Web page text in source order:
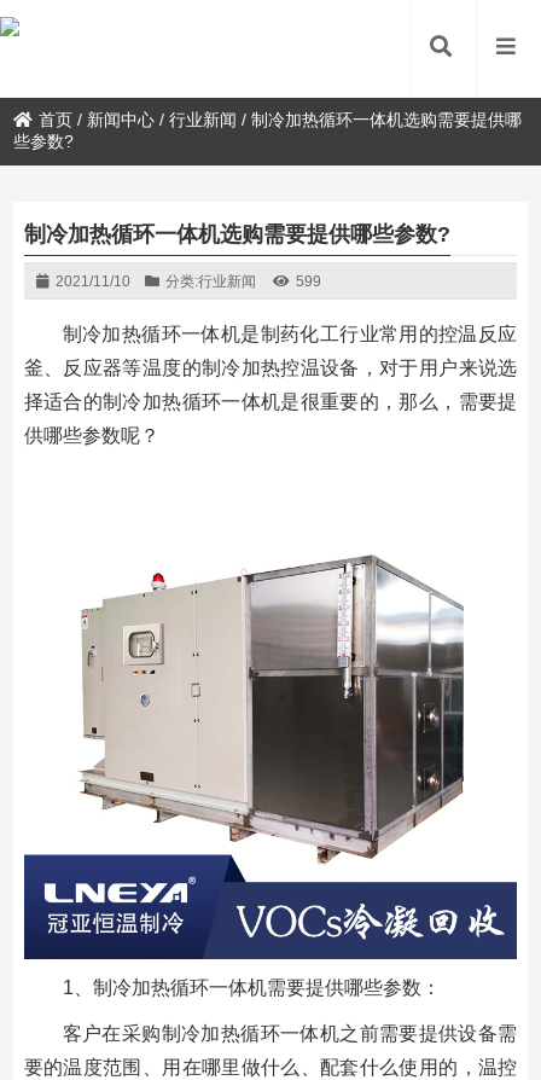
首页 / 新闻中心 /行业新闻 /制冷加热循环一体机选购需要提供哪
些参数?
制冷加热循环一体机选购需要提供哪些参数?
2021/11/10 分类:行业新闻 599
制冷加热循环一体机是制药化工行业常用的控温反应
釜、反应器等温度的制冷加热控温设备，对于用户来说选
择适合的制冷加热循环一体机是很重要的，那么，需要提
供哪些参数呢？
1、制冷加热循环一体机需要提供哪些参数：
客户在采购制冷加热循环一体机之前需要提供设备需
要的温度范围、用在哪里做什么、配套什么使用的，温控